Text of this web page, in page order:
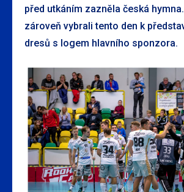
před utkáním zazněla česká
zároveň vybrali tento den k
dresů s logem hlavního sponzora.